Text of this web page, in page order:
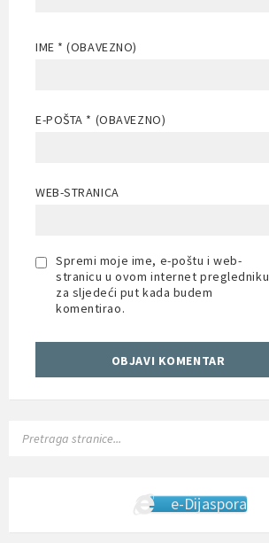
IME * (OBAVEZNO)
E-POŠTA * (OBAVEZNO)
WEB-STRANICA
Spremi moje ime, e-poštu i web-
stranicu u ovom internet pregledniku
za sljedeći put kada budem
komentirao.
e-Dijaspora